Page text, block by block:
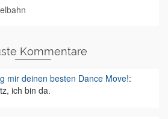
Kommentare
mir deinen besten Dance Move!:
ich bin da.